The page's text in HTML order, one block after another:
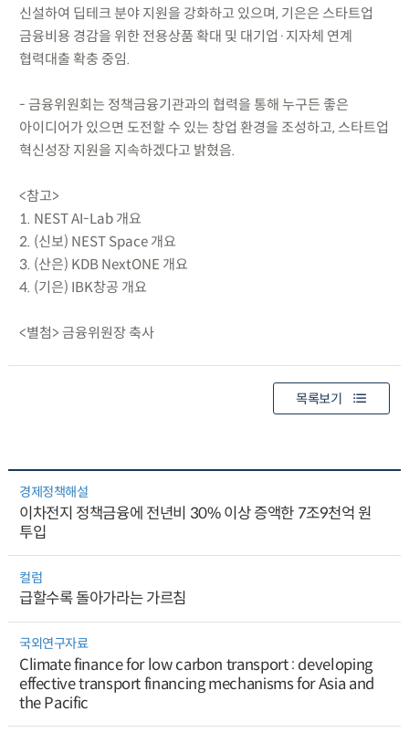
신설하여 딥테크 분야 지원을 강화하고 있으며, 기은은 스타트업
금융비용 경감을 위한 전용상품 확대 및 대기업·지자체 연계
협력대출 확충 중임.
- 금융위원회는 정책금융기관과의 협력을 통해 누구든 좋은
아이디어가 있으면 도전할 수 있는 창업 환경을 조성하고, 스타트업
혁신성장 지원을 지속하겠다고 밝혔음.
<참고>
1. NEST AI-Lab 개요
2. (신보) NEST Space 개요
3. (산은) KDB NextONE 개요
4. (기은) IBK창공 개요
<별첨> 금융위원장 축사
목록보기
경제정책해설
이차전지 정책금융에 전년비 30% 이상 증액한 7조9천억 원
투입
컬럼
급할수록 돌아가라는 가르침
국외연구자료
Climate finance for low carbon transport : developing
effective transport financing mechanisms for Asia and
the Pacific